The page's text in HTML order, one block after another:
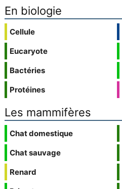
En biologie
Cellule
Eucaryote
Bactéries
Protéines
Les mammifères
Chat domestique
Chat sauvage
Renard